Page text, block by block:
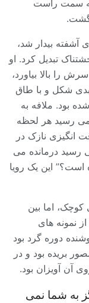
سمت راست
آشفته بیدار شد،
تبدیل کرد. او
را بالا بیاورد،
شکل و با طاق
بود. ملافه به
رسید هر لحظه
انگیزی نازک در
رسید درمانده می
است؟” این یک رویا
کوچک، اما بین
نمونه های
دوره گرد بود
بریده بود و در
آن آویزان بود.
به شما نمی